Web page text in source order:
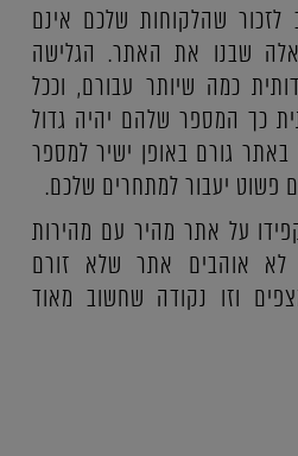
שהלקוחות שלכם אינם
שבנו את האתר. הגלישה
כמה שיותר עבורם, וככל
כך המספר שלהם יהיה גדול
באתר גורם באופן ישיר למספר
פשוט יעבור למתחרים שלכם.
על אתר מהיר עם מהירות
לא אוהבים אתר שלא זורם
וזו נקודה שחשוב מאוד